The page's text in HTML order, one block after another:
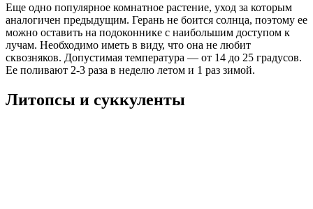
Еще одно популярное комнатное растение, уход за которым
аналогичен предыдущим. Герань не боится солнца, поэтому ее
можно оставить на подоконнике с наибольшим доступом к
лучам. Необходимо иметь в виду, что она не любит
сквозняков. Допустимая температура — от 14 до 25 градусов.
Ее поливают 2-3 раза в неделю летом и 1 раз зимой.
Литопсы и суккуленты